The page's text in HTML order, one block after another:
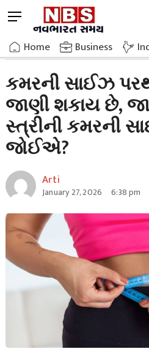
to
content
M
n
u
u
t
o
Home Business
Home»Breaking News»Waist Size
કમરની સાઈઝ
જાણી શકાય છે,
સ્ત્રીની કમરની
જોઈએ?
Arti
January 27, 2026 6:38 pm